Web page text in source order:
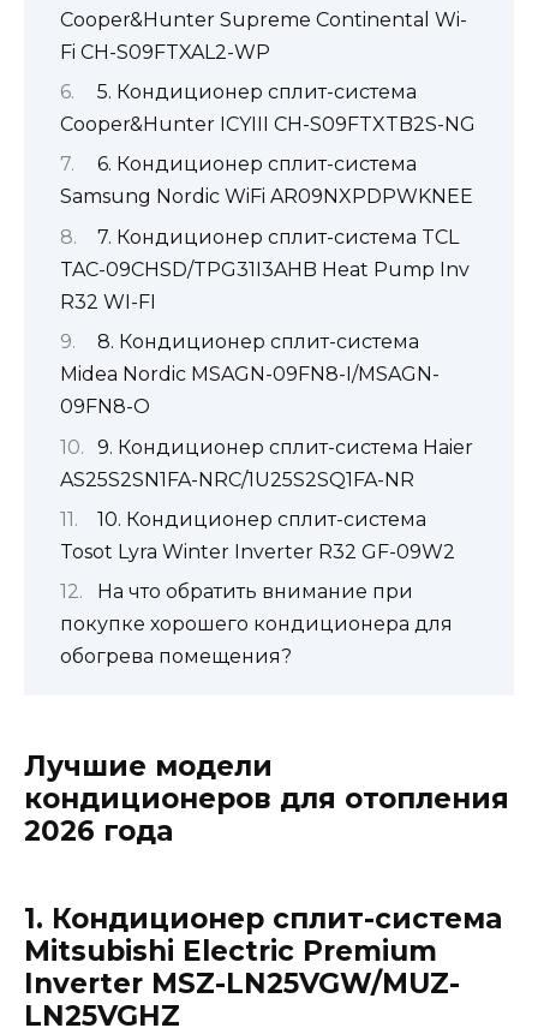
Cooper&Hunter Supreme Continental Wi-
Fi CH-S09FTXAL2-WP
5. Кондиционер сплит-система
Cooper&Hunter ICYIII CH-S09FTXTB2S-NG
6. Кондиционер сплит-система
Samsung Nordic WiFi AR09NXPDPWKNEE
7. Кондиционер сплит-система TCL
TAC-09CHSD/TPG31I3AHB Heat Pump Inv
R32 WI-FI
8. Кондиционер сплит-система
Midea Nordic MSAGN-09FN8-I/MSAGN-
09FN8-O
9. Кондиционер сплит-система Haier
AS25S2SN1FA-NRC/1U25S2SQ1FA-NR
10. Кондиционер сплит-система
Tosot Lyra Winter Inverter R32 GF-09W2
На что обратить внимание при
покупке хорошего кондиционера для
обогрева помещения?
Лучшие модели
кондиционеров для отопления
2026 года
1. Кондиционер сплит-система
Mitsubishi Electric Premium
Inverter MSZ-LN25VGW/MUZ-
LN25VGHZ